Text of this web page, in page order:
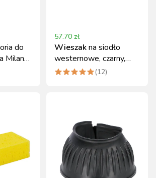
do
Milano,
57.70 zł
Wieszakna siodło
westernowe, czarny,
Kerbl
(12)